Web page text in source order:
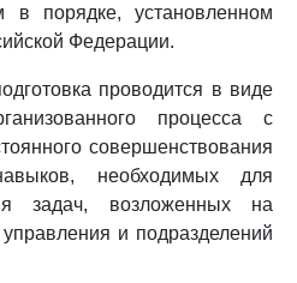
в порядке, установленном
Федерации.
проводится в виде
процесса с
совершенствования
необходимых для
задач, возложенных на
и подразделений